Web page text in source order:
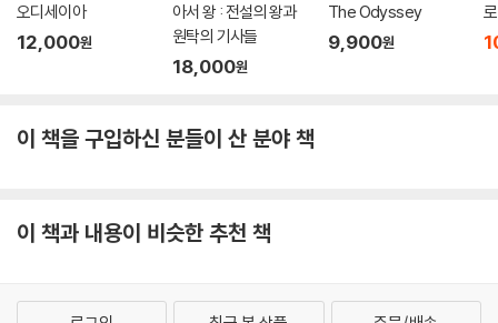
새 시대를 밝히는 희망의 빛〈분열된 집안〉
〈분열된 집안〉은 왕후의 외아들 왕옌이 주인공이다. 장래의 대장군으로 기
은 군인생활을 싫어한다. 그의 마음의 고향은 드넓은 하늘 아래 상쾌한 대
지에서의 생활이며, 시인 기질의 그는 평화로운 땅에서 영원한 행복의 경
아버지의 압력에 견디지 못한 옌은 말다툼 끝에 아버지의 관저를 뛰쳐나와
붓어머니는 응석받이로 자라 진중하지 못하고 경솔한 딸에 대한 기대를 포
오디세이아
12,000원
아서 왕 : 전설의 왕과
원탁의 기사들
18,000원
The Odyssey
9,900원
이 책을 구입하신 분들이 산 분야 책
이 책과 내용이 비슷한 추천 책